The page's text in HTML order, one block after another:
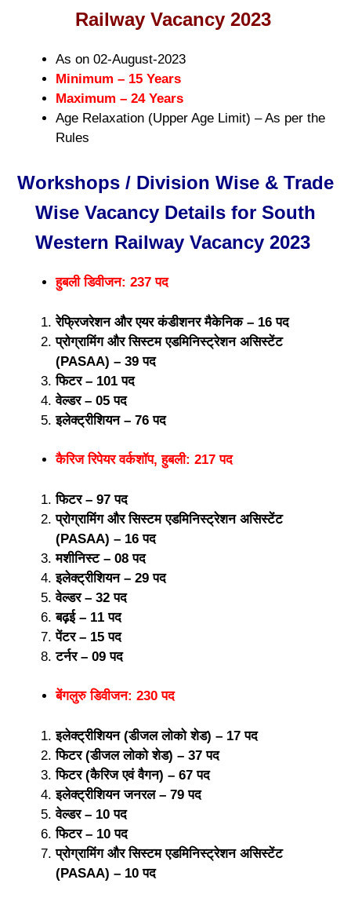
Railway Vacancy 2023
As on 02-August-2023
Minimum – 15 Years
Maximum – 24 Years
Age Relaxation (Upper Age Limit) – As per the
Rules
Workshops / Division Wise & Trade
Wise Vacancy Details for South
Western Railway Vacancy 2023
हुबली डिवीजन: 237 पद
रेफ्रिजरेशन और एयर कंडीशनर मैकेनिक – 16 पद
प्रोग्रामिंग और सिस्टम एडमिनिस्ट्रेशन असिस्टेंट
(PASAA) – 39 पद
फिटर – 101 पद
वेल्डर – 05 पद
इलेक्ट्रीशियन – 76 पद
कैरिज रिपेयर वर्कशॉप, हुबली: 217 पद
फिटर – 97 पद
प्रोग्रामिंग और सिस्टम एडमिनिस्ट्रेशन असिस्टेंट
(PASAA) – 16 पद
मशीनिस्ट – 08 पद
इलेक्ट्रीशियन – 29 पद
वेल्डर – 32 पद
बढ़ई – 11 पद
पेंटर – 15 पद
टर्नर – 09 पद
बेंगलुरु डिवीजन: 230 पद
इलेक्ट्रीशियन (डीजल लोको शेड) – 17 पद
फिटर (डीजल लोको शेड) – 37 पद
फिटर (कैरिज एवं वैगन) – 67 पद
इलेक्ट्रीशियन जनरल – 79 पद
वेल्डर – 10 पद
फिटर – 10 पद
प्रोग्रामिंग और सिस्टम एडमिनिस्ट्रेशन असिस्टेंट
(PASAA) – 10 पद